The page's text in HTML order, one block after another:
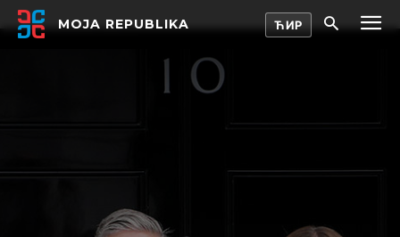
MOJA REPUBLIKA